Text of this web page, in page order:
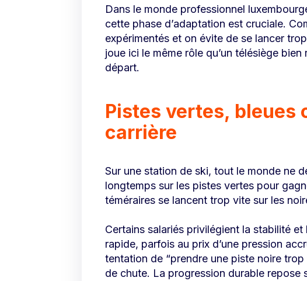
Dans le monde professionnel
cette phase d’adaptation est cruciale.
expérimentés et on évite de se lancer
joue ici le même rôle qu’un télésiège
départ.
Pistes vertes, bleues
carrière
Sur une station de ski, tout le monde ne
longtemps sur les pistes vertes pour
téméraires se lancent trop vite sur les
Certains salariés privilégient la stabilité
rapide, parfois au prix d’une pression
tentation de “prendre une piste noire
de chute. La progression durable repose